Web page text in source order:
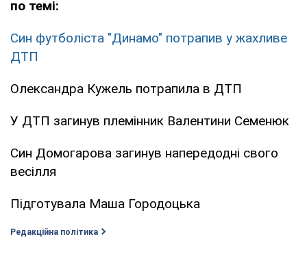
по темі:
Син футболіста "Динамо" потрапив у жахливе
ДТП
Олександра Кужель потрапила в ДТП
У ДТП загинув племінник Валентини Семенюк
Син Домогарова загинув напередодні свого
весілля
Підготувала Маша Городоцька
Редакційна політика